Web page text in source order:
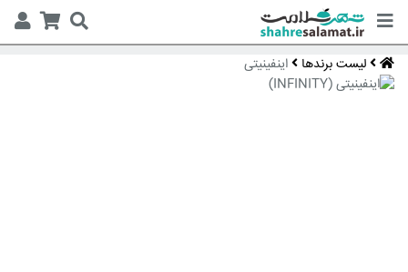
لیست برندها اینفینیتی